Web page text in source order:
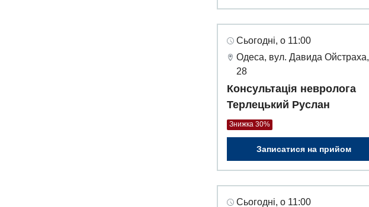
Сьогодні, о 11:00
Одеса, вул. Давида Ойстраха,
28
Консультація невролога
Терлецький Руслан
Знижка 30%
Записатися на прийом
Сьогодні, о 11:00